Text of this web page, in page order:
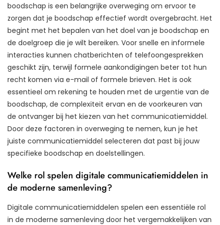
boodschap is een belangrijke overweging om ervoor te
zorgen dat je boodschap effectief wordt overgebracht. Het
begint met het bepalen van het doel van je boodschap en
de doelgroep die je wilt bereiken. Voor snelle en informele
interacties kunnen chatberichten of telefoongesprekken
geschikt zijn, terwijl formele aankondigingen beter tot hun
recht komen via e-mail of formele brieven. Het is ook
essentieel om rekening te houden met de urgentie van de
boodschap, de complexiteit ervan en de voorkeuren van
de ontvanger bij het kiezen van het communicatiemiddel.
Door deze factoren in overweging te nemen, kun je het
juiste communicatiemiddel selecteren dat past bij jouw
specifieke boodschap en doelstellingen.
Welke rol spelen digitale communicatiemiddelen in
de moderne samenleving?
Digitale communicatiemiddelen spelen een essentiële rol
in de moderne samenleving door het vergemakkelijken van